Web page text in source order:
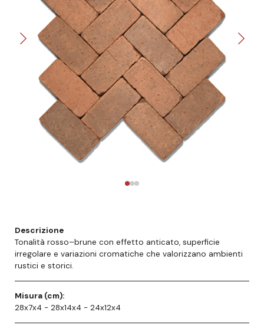
Descrizione
Tonalità rosso–brune con effetto anticato, superficie
irregolare e variazioni cromatiche che valorizzano ambienti
rustici e storici.
Misura (cm):
28x7x4 - 28x14x4 - 24x12x4